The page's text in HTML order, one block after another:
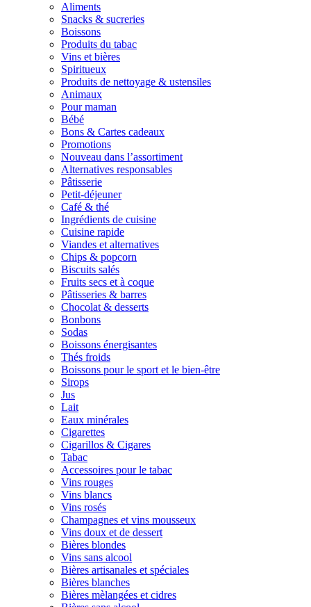
Aliments
Snacks & sucreries
Boissons
Produits du tabac
Vins et bières
Spiritueux
Produits de nettoyage & ustensiles
Animaux
Pour maman
Bébé
Bons & Cartes cadeaux
Promotions
Nouveau dans l’assortiment
Alternatives responsables
Pâtisserie
Petit-déjeuner
Café & thé
Ingrédients de cuisine
Cuisine rapide
Viandes et alternatives
Chips & popcorn
Biscuits salés
Fruits secs et à coque
Pâtisseries & barres
Chocolat & desserts
Bonbons
Sodas
Boissons énergisantes
Thés froids
Boissons pour le sport et le bien-être
Sirops
Jus
Lait
Eaux minérales
Cigarettes
Cigarillos & Cigares
Tabac
Accessoires pour le tabac
Vins rouges
Vins blancs
Vins rosés
Champagnes et vins mousseux
Vins doux et de dessert
Bières blondes
Vins sans alcool
Bières artisanales et spéciales
Bières blanches
Bières mèlangées et cidres